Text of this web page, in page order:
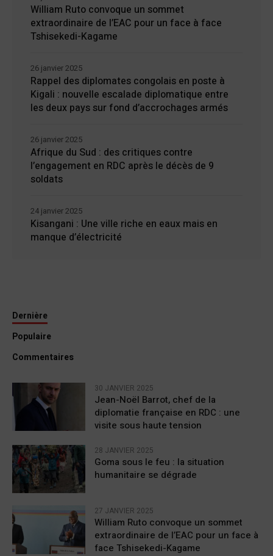
William Ruto convoque un sommet
extraordinaire de l’EAC pour un face à face
Tshisekedi-Kagame
Rappel des diplomates congolais en poste à
Kigali : nouvelle escalade diplomatique entre
les deux pays sur fond d’accrochages armés
26 janvier 2025
Afrique du Sud : des critiques contre
l’engagement en RDC après le décès de 9
soldats
26 janvier 2025
Kisangani : Une ville riche en eaux mais en
manque d’électricité
24 janvier 2025
Dernière
Populaire
Commentaires
30 JANVIER 2025
Jean-Noël Barrot, chef de la
diplomatie française en RDC : une
visite sous haute tension
28 JANVIER 2025
Goma sous le feu : la situation
humanitaire se dégrade
27 JANVIER 2025
William Ruto convoque un sommet
extraordinaire de l’EAC pour un face à
face Tshisekedi-Kagame